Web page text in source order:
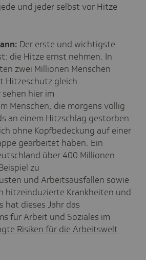
und jeder selbst vor Hitze
Der erste und wichtigste
die Hitze ernst nehmen. In
zwei Millionen Menschen
Hitzeschutz gleich
hier im
Menschen, die morgens völlig
an einem Hitzschlag gestorben
ohne Kopfbedeckung auf einer
gearbeitet haben. Ein
über 400 Millionen
zu
und Arbeitsausfällen sowie
hitzeinduzierte Krankheiten und
hat dieses Jahr das
für Arbeit und Soziales im
Risiken für die Arbeitswelt